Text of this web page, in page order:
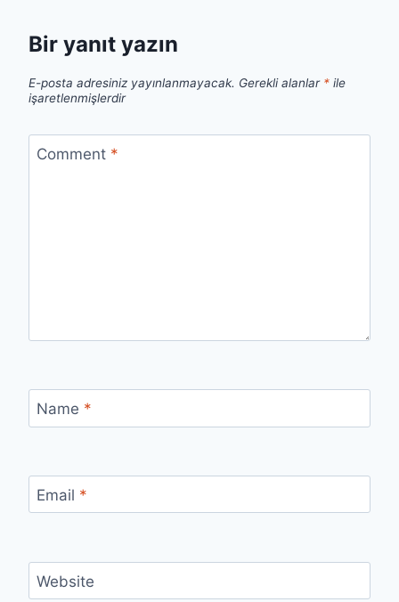
Bir yanıt yazın
E-posta adresiniz yayınlanmayacak. Gerekli alanlar * ile
işaretlenmişlerdir
Comment *
Name *
Email *
Website